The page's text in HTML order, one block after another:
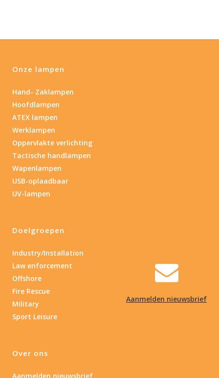
Aanmelden nieuwsbrief
Onze lampen
Hand- Zaklampen
Hoofdlampen
ATEX lampen
Werklampen
Oppervlakte verlichting
Tactische handlampen
Wapenlampen
USB-oplaadbaar
UV-lampen
Doelgroepen
Industry/Installation
Law enforcement
Offshore
Fire Rescue
Military
Sport Leisure
Over ons
Aanmelden nieuwsbrief